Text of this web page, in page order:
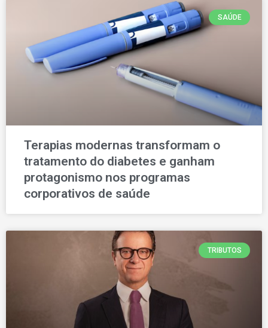
SAÚDE
Terapias modernas transformam o
tratamento do diabetes e ganham
protagonismo nos programas
corporativos de saúde
TRIBUTOS